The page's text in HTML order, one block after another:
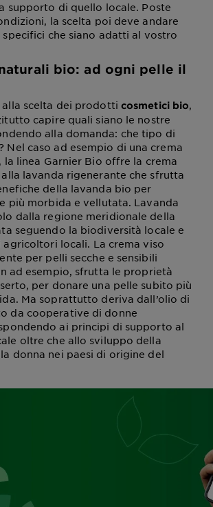
supporto di quello locale. Poste
la scelta poi deve andare
che siano adatti al vostro
bio: ad ogni pelle il
alla scelta dei prodotti cosmetici bio,
capire quali siano le nostre
alla domanda: che tipo di
Nel caso ad esempio di una crema
la linea Garnier Bio offre la crema
lavanda rigenerante che sfrutta
della lavanda bio per
più morbida e vellutata. Lavanda
dalla regione meridionale della
seguendo la biodiversità locale e
agricoltori locali. La crema viso
per pelli secche e sensibili
ad esempio, sfrutta le proprietà
per donare una pelle subito più
Ma soprattutto deriva dall’olio di
da cooperative di donne
ai principi di supporto al
oltre che allo sviluppo della
donna nei paesi di origine del